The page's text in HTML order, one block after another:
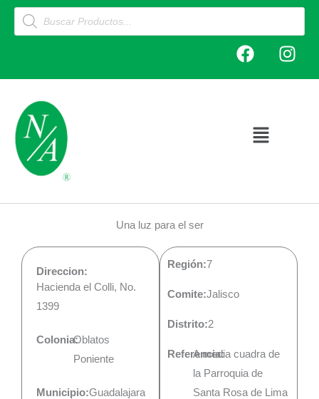
Products
search
F
a
c
o
I
n
s
Main
Una luz para el ser
Direccion:
Hacienda el Colli, No.
1399
Colonia:Oblatos
Poniente
Municipio:Guadalajara
Región:7
Comite:Jalisco
Distrito:2
Referencia:
A media cuadra de
la Parroquia de
Santa Rosa de Lima